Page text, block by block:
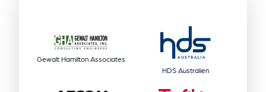
Gewalt Hamilton Associates
HDS Australien